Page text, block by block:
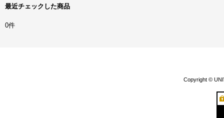
最近チェックした商品
0件
Copyright ©